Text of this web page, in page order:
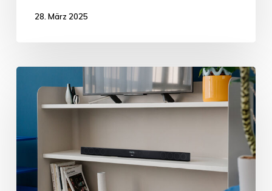
28. März 2025